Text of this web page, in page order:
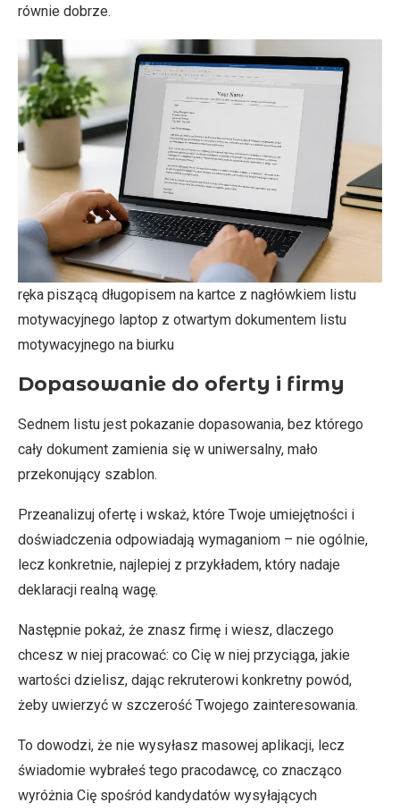
równie dobrze.
ręka piszącą długopisem na kartce z nagłówkiem listu
motywacyjnego laptop z otwartym dokumentem listu
motywacyjnego na biurku
Dopasowanie do oferty i firmy
Sednem listu jest pokazanie dopasowania, bez którego
cały dokument zamienia się w uniwersalny, mało
przekonujący szablon.
Przeanalizuj ofertę i wskaż, które Twoje umiejętności i
doświadczenia odpowiadają wymaganiom – nie ogólnie,
lecz konkretnie, najlepiej z przykładem, który nadaje
deklaracji realną wagę.
Następnie pokaż, że znasz firmę i wiesz, dlaczego
chcesz w niej pracować: co Cię w niej przyciąga, jakie
wartości dzielisz, dając rekruterowi konkretny powód,
żeby uwierzyć w szczerość Twojego zainteresowania.
To dowodzi, że nie wysyłasz masowej aplikacji, lecz
świadomie wybrałeś tego pracodawcę, co znacząco
wyróżnia Cię spośród kandydatów wysyłających